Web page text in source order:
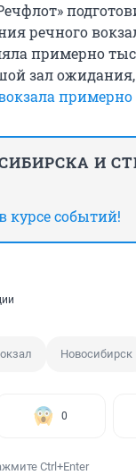
речного
примерно
зал ожидания,
примерно
И
курсе событий!
Новосибирск
0
Ctrl+Enter